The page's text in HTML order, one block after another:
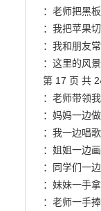
：老师把黑
：我把苹果
：我和朋友
：这里的风
第 17 页 共
：老师带领
：妈妈一边
：我一边唱
：姐姐一边
：同学们一
：妹妹一手
：老师一手